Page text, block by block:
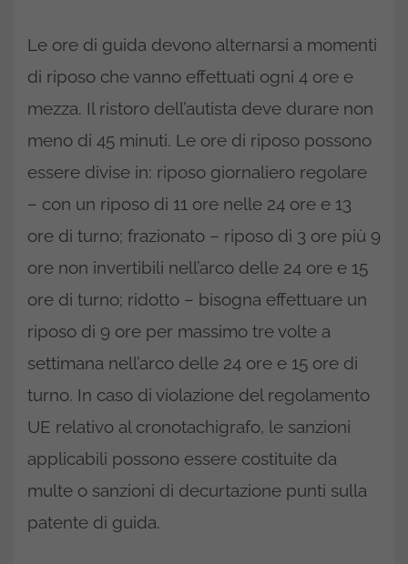
Le ore di guida devono alternarsi a momenti
di riposo che vanno effettuati ogni 4 ore e
mezza. Il ristoro dell’autista deve durare non
meno di 45 minuti. Le ore di riposo possono
essere divise in: riposo giornaliero regolare
– con un riposo di 11 ore nelle 24 ore e 13
ore di turno; frazionato – riposo di 3 ore più 9
ore non invertibili nell’arco delle 24 ore e 15
ore di turno; ridotto – bisogna effettuare un
riposo di 9 ore per massimo tre volte a
settimana nell’arco delle 24 ore e 15 ore di
turno. In caso di violazione del regolamento
UE relativo al cronotachigrafo, le sanzioni
applicabili possono essere costituite da
multe o sanzioni di decurtazione punti sulla
patente di guida.